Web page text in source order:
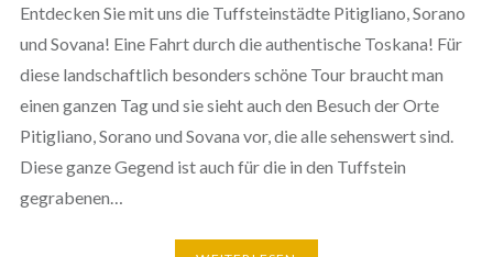
Entdecken Sie mit uns die Tuffsteinstädte Pitigliano, Sorano
und Sovana! Eine Fahrt durch die authentische Toskana! Für
diese landschaftlich besonders schöne Tour braucht man
einen ganzen Tag und sie sieht auch den Besuch der Orte
Pitigliano, Sorano und Sovana vor, die alle sehenswert sind.
Diese ganze Gegend ist auch für die in den Tuffstein
gegrabenen…